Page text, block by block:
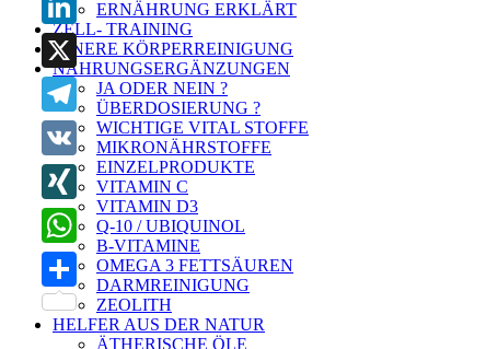
ERNÄHRUNG ERKLÄRT
ZELL- TRAINING
INNERE KÖRPERREINIGUNG
NAHRUNGSERGÄNZUNGEN
JA ODER NEIN ?
ÜBERDOSIERUNG ?
WICHTIGE VITAL STOFFE
MIKRONÄHRSTOFFE
EINZELPRODUKTE
VITAMIN C
VITAMIN D3
Q-10 / UBIQUINOL
B-VITAMINE
OMEGA 3 FETTSÄUREN
DARMREINIGUNG
ZEOLITH
HELFER AUS DER NATUR
ÄTHERISCHE ÖLE
LinkedIn
X
Telegram
VK
XING
WhatsApp
Teilen